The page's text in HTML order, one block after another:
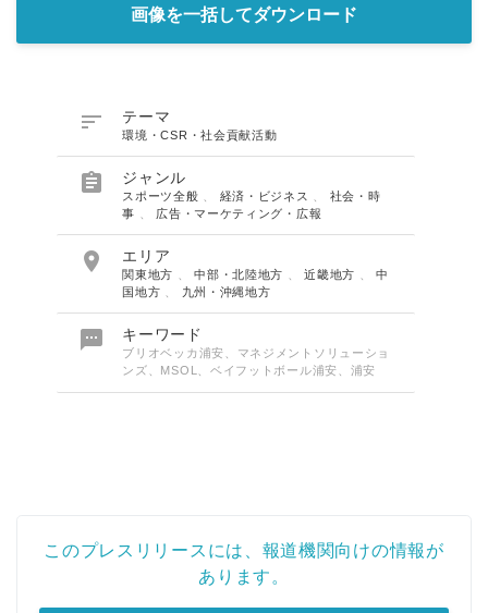
画像を一括してダウンロード
 テーマ
環境・CSR・社会貢献活動
 ジャンル
スポーツ全般 経済・ビジネス
社会・時
事
広告・マーケティング・広報
 エリア
関東地方 、中部・北陸地方 、近畿地方 、中
国地方
九州・沖縄地方
 キーワード
ブリオベッカ浦安、マネジメントソリューショ
ンズ、MSOL、ベイフットボール浦安、浦安
このプレスリリースには、報道機関向けの情報が
あります。